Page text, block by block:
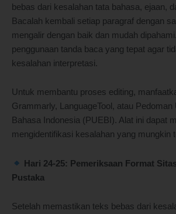
bebas dari kesalahan tata bahasa, ejaan,
Bacalah kembali setiap paragraf dengan
mengalir dengan baik dan mudah
penggunaan tanda baca yang tepat agar
kesalahan interpretasi.
Untuk membantu proses editing,
Grammarly, LanguageTool, atau Pedoman
Bahasa Indonesia (PUEBI). Alat ini dapat
mengidentifikasi kesalahan yang mungkin
Hari 24-25: Pemeriksaan Format
Pustaka
Setelah memastikan teks bebas dari